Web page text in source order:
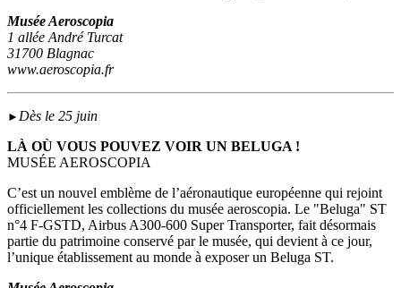
Musée Aeroscopia
1 allée André Turcat
31700 Blagnac
www.aeroscopia.fr
► Dès le 25 juin
LÀ OÙ VOUS POUVEZ VOIR UN BELUGA !
MUSÉE AEROSCOPIA
C’est un nouvel emblème de l’aéronautique européenne qui rejoint
officiellement les collections du musée aeroscopia. Le "Beluga" ST
n°4 F-GSTD, Airbus A300-600 Super Transporter, fait désormais
partie du patrimoine conservé par le musée, qui devient à ce jour,
l’unique établissement au monde à exposer un Beluga ST.